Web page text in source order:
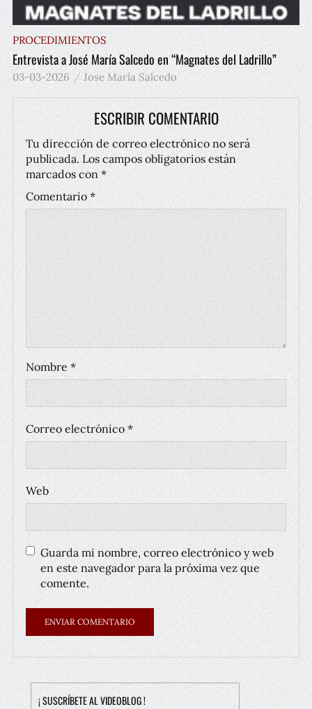
PROCEDIMIENTOS
Entrevista a José María Salcedo en “Magnates del Ladrillo”
03-03-2026 Jose María Salcedo
ESCRIBIR COMENTARIO
Tu dirección de correo electrónico no será
publicada. Los campos obligatorios están
marcados con*
Comentario*
Nombre*
Correo electrónico*
Web
Guarda mi nombre, correo electrónico y web
en este navegador para la próxima vez que
comente.
¡ SUSCRÍBETE AL VIDEOBLOG !